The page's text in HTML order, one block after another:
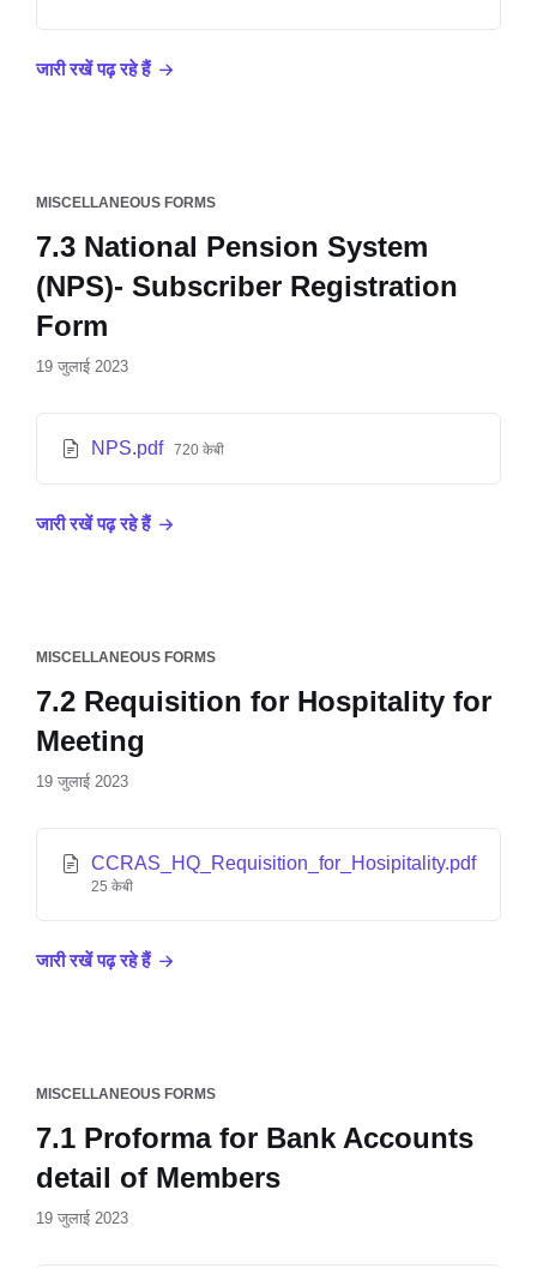
जारी रखें पढ़ रहे हैं
MISCELLANEOUS FORMS
7.3 National Pension System
(NPS)- Subscriber Registration
Form
19 जुलाई 2023
NPS.pdf 720 केबी
जारी रखें पढ़ रहे हैं
MISCELLANEOUS FORMS
7.2 Requisition for Hospitality for
Meeting
19 जुलाई 2023
CCRAS_HQ_Requisition_for_Hosipitality.pdf
25 केबी
जारी रखें पढ़ रहे हैं
MISCELLANEOUS FORMS
7.1 Proforma for Bank Accounts
detail of Members
19 जुलाई 2023